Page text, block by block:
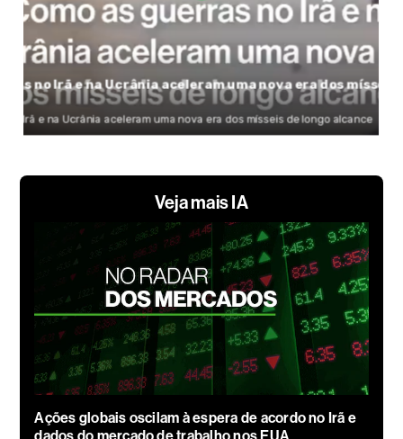
Veja mais IA
Ações globais oscilam à espera de acordo no Irã e